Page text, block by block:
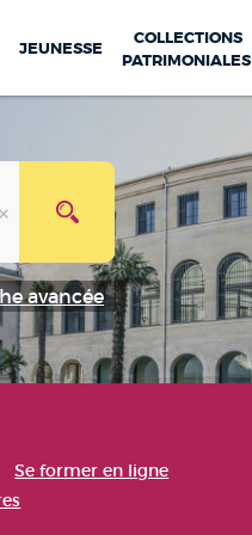
JEUNESSE
COLLECTIONS
PATRIMONIALES
avancée
Se former en ligne